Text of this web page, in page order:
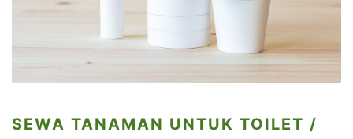
SEWA TANAMAN UNTUK TOILET /